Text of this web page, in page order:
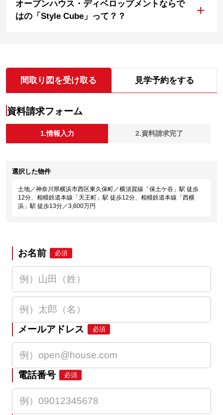
オープンハウス・ディベロップメントならで
はの「Style Cube」って？？
+
間取り図を受け取る 見学予約をする
資料請求フォーム
1.情報入力 2.資料請求完了
選択した物件
土地／神奈川県横浜市西区東久保町／横須賀線「保土ケ谷」駅 徒歩
12分、相模鉄道本線「天王町」駅 徒歩12分、相模鉄道本線「西横
浜」駅 徒歩13分／3,600万円
お名前 必須
メールアドレス 必須
電話番号 必須